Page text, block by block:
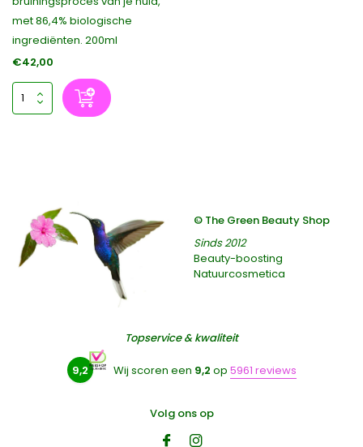
met 86,4% biologische
ingrediënten. 200ml
€42,00
© The Green Beauty Shop
Sinds 2012
Beauty-boosting
Natuurcosmetica
Topservice & kwaliteit
9,2 Wij scoren een 9,2 op 5961 reviews
Volg ons op